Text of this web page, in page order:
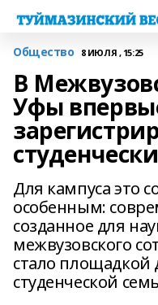
Общество 8 ИЮЛЯ , 15:25
В
Уфы
Для кампуса это
особенным:
созданное для
межвузовского
стало
студенческой